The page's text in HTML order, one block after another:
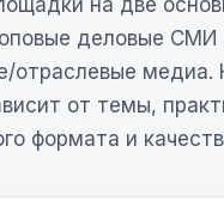
на две
деловые СМИ
отраслевые медиа.
от темы,
формата и